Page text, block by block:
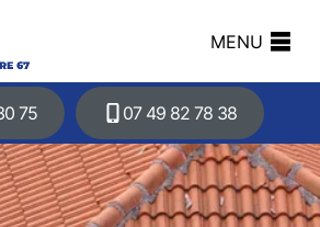
MENU
75 07 49 82 78 38